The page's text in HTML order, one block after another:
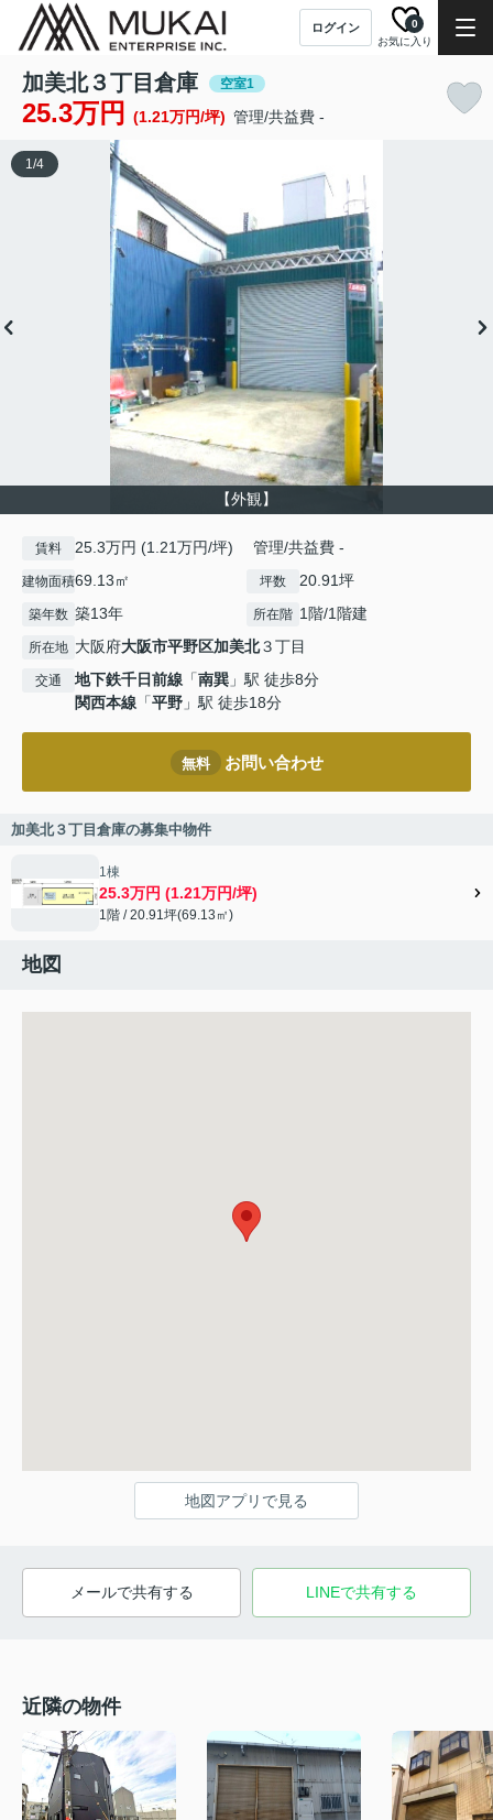
ログイン
お気に入り
0
加美北３丁目倉庫 空室1
25.3万円 (1.21万円/坪) 管理/共益費 -
【外観】
1/4
賃料 25.3万円 (1.21万円/坪) 管理/共益費 -
建物面積69.13㎡ 坪数 20.91坪
築年数 築13年 所在階 1階/1階建
所在地 大阪府大阪市平野区加美北３丁目
交通 地下鉄千日前線 「南巽 」駅 徒歩8分
関西本線 「平野 」駅 徒歩18分
無料 お問い合わせ
加美北３丁目倉庫の募集中物件
1棟
25.3万円 (1.21万円/坪)
1階 / 20.91坪(69.13㎡)
地図
地図アプリで見る
メールで共有する LINEで共有する
近隣の物件